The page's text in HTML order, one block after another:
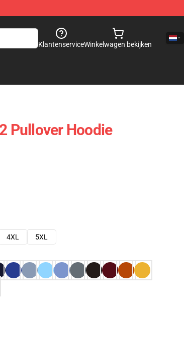
KlantenserviceWinkelwagen bekijken
Pullover Hoodie
4XL
5XL